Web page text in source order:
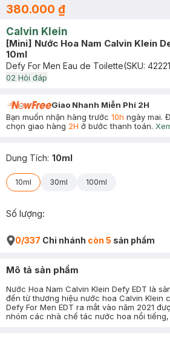
380.000 ₫
Calvin Klein
[Mini] Nước Hoa Nam Calvin Klein
10ml
Defy For Men Eau de Toilette(SKU:
02 Hỏi đáp
Giao Nhanh Miễn Phí 2H
Bạn muốn nhận hàng trước 10h ngày mai.
chọn giao hàng 2H ở bước thanh toán.
Dung Tích: 10ml
10ml 30ml 100ml
Số lượng:
0/337 Chi nhánh còn 5 sản phẩm
Mô tả sản phẩm
Nước Hoa Nam Calvin Klein Defy EDT là
đến từ thương hiệu nước hoa Calvin Klein
Defy For Men EDT ra mắt vào năm 2021
nhóm các nhà chế tác nước hoa nổi